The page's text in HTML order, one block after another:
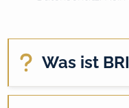
Was ist